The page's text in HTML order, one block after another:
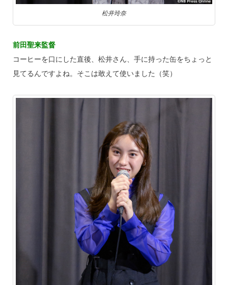
松井玲奈
前田聖来監督
コーヒーを口にした直後、松井さん、手に持った缶をちょっと
見てるんですよね。そこは敢えて使いました（笑）